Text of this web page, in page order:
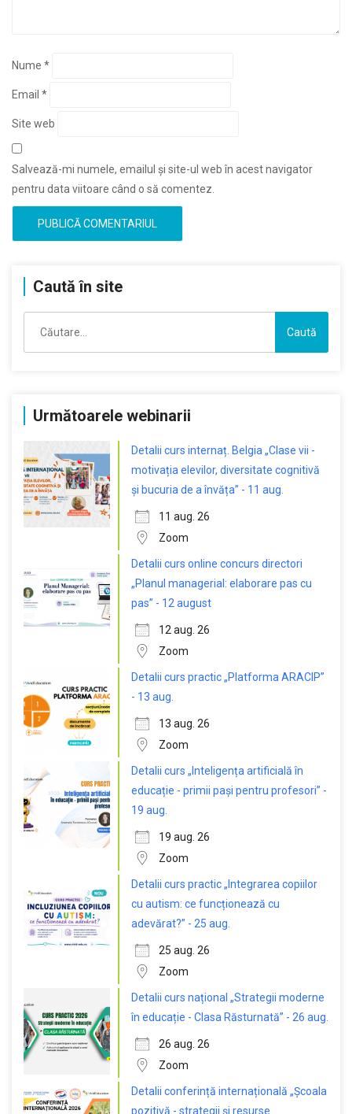
Nume *
Email *
Site web
Salvează-mi numele, emailul și site-ul web în acest navigator
pentru data viitoare când o să comentez.
Caută în site
după:
Următoarele webinarii
Detalii curs internaț. Belgia „Clase vii -
motivația elevilor, diversitate cognitivă
și bucuria de a învăța” - 11 aug.
11 aug. 26
Zoom
Detalii curs online concurs directori
„Planul managerial: elaborare pas cu
pas” - 12 august
12 aug. 26
Zoom
Detalii curs practic „Platforma ARACIP”
- 13 aug.
13 aug. 26
Zoom
Detalii curs „Inteligența artificială în
educație - primii pași pentru profesori” -
19 aug.
19 aug. 26
Zoom
Detalii curs practic „Integrarea copiilor
cu autism: ce funcționează cu
adevărat?” - 25 aug.
25 aug. 26
Zoom
Detalii curs național „Strategii moderne
în educație - Clasa Răsturnată” - 26 aug.
26 aug. 26
Zoom
Detalii conferință internațională „Școala
pozitivă - strategii și resurse